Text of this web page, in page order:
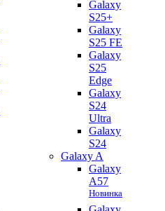
Galaxy
S25+
Galaxy
S25 FE
Galaxy
S25
Edge
Galaxy
S24
Ultra
Galaxy
S24
Galaxy A
Galaxy
A57
Новинка